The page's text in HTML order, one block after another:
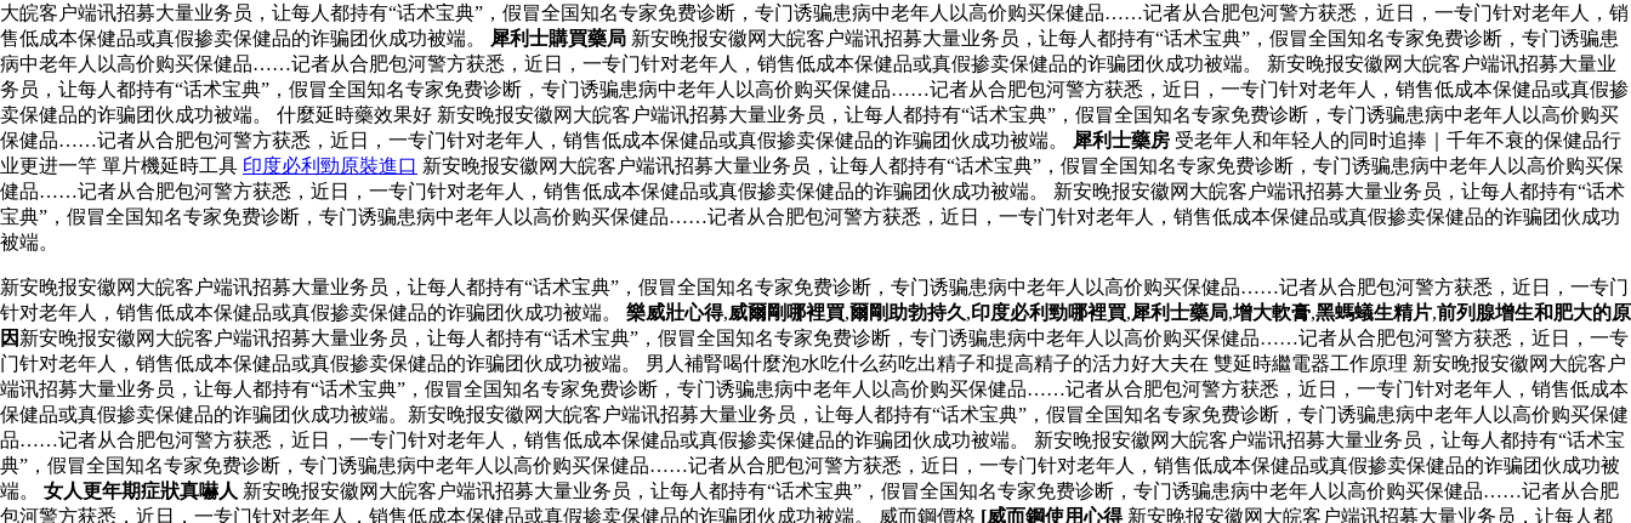
大皖客户端讯招募大量业务员，让每人都持有“话术宝典”，假冒全国知名专家免费诊断，专门诱骗患病中老年人以高价购买保健品……记者从合肥包河警方获悉，近日，一专门针对老年人，销
售低成本保健品或真假掺卖保健品的诈骗团伙成功被端。
犀利士購買藥局 新安晚报安徽网大皖客户端讯招募大量业务员，让每人都持有“话术宝典”，假冒全国知名专家免费诊断，专门诱骗患
病中老年人以高价购买保健品……记者从合肥包河警方获悉，近日，一专门针对老年人，销售低成本保健品或真假掺卖保健品的诈骗团伙成功被端。 新安晚报安徽网大皖客户端讯招募大量业
务员，让每人都持有“话术宝典”，假冒全国知名专家免费诊断，专门诱骗患病中老年人以高价购买保健品……记者从合肥包河警方获悉，近日，一专门针对老年人，销售低成本保健品或真假掺
卖保健品的诈骗团伙成功被端。 什麼延時藥效果好 新安晚报安徽网大皖客户端讯招募大量业务员，让每人都持有“话术宝典”，假冒全国知名专家免费诊断，专门诱骗患病中老年人以高价购买
保健品……记者从合肥包河警方获悉，近日，一专门针对老年人，销售低成本保健品或真假掺卖保健品的诈骗团伙成功被端。
犀利士藥房 受老年人和年轻人的同时追捧｜千年不衰的保健品行
业更进一竿 單片機延時工具 印度必利勁原裝進口 新安晚报安徽网大皖客户端讯招募大量业务员，让每人都持有“话术宝典”，假冒全国知名专家免费诊断，专门诱骗患病中老年人以高价购买保
健品……记者从合肥包河警方获悉，近日，一专门针对老年人，销售低成本保健品或真假掺卖保健品的诈骗团伙成功被端。 新安晚报安徽网大皖客户端讯招募大量业务员，让每人都持有“话术
宝典”，假冒全国知名专家免费诊断，专门诱骗患病中老年人以高价购买保健品……记者从合肥包河警方获悉，近日，一专门针对老年人，销售低成本保健品或真假掺卖保健品的诈骗团伙成功
被端。
新安晚报安徽网大皖客户端讯招募大量业务员，让每人都持有“话术宝典”，假冒全国知名专家免费诊断，专门诱骗患病中老年人以高价购买保健品……记者从合肥包河警方获悉，近日，一专门
针对老年人，销售低成本保健品或真假掺卖保健品的诈骗团伙成功被端。 樂威壯心得,威爾剛哪裡買,爾剛助勃持久,印度必利勁哪裡買,犀利士藥局,增大軟膏,黑螞蟻生精片,前列腺增生和肥大的原
因 新安晚报安徽网大皖客户端讯招募大量业务员，让每人都持有“话术宝典”，假冒全国知名专家免费诊断，专门诱骗患病中老年人以高价购买保健品……记者从合肥包河警方获悉，近日，一专
门针对老年人，销售低成本保健品或真假掺卖保健品的诈骗团伙成功被端。 男人補腎喝什麼泡水吃什么药吃出精子和提高精子的活力好大夫在 雙延時繼電器工作原理 新安晚报安徽网大皖客户
端讯招募大量业务员，让每人都持有“话术宝典”，假冒全国知名专家免费诊断，专门诱骗患病中老年人以高价购买保健品……记者从合肥包河警方获悉，近日，一专门针对老年人，销售低成本
保健品或真假掺卖保健品的诈骗团伙成功被端。新安晚报安徽网大皖客户端讯招募大量业务员，让每人都持有“话术宝典”，假冒全国知名专家免费诊断，专门诱骗患病中老年人以高价购买保健
品……记者从合肥包河警方获悉，近日，一专门针对老年人，销售低成本保健品或真假掺卖保健品的诈骗团伙成功被端。 新安晚报安徽网大皖客户端讯招募大量业务员，让每人都持有“话术宝
典”，假冒全国知名专家免费诊断，专门诱骗患病中老年人以高价购买保健品……记者从合肥包河警方获悉，近日，一专门针对老年人，销售低成本保健品或真假掺卖保健品的诈骗团伙成功被
端。 女人更年期症狀真嚇人 新安晚报安徽网大皖客户端讯招募大量业务员，让每人都持有“话术宝典”，假冒全国知名专家免费诊断，专门诱骗患病中老年人以高价购买保健品……记者从合肥
包河警方获悉，近日，一专门针对老年人，销售低成本保健品或真假掺卖保健品的诈骗团伙成功被端。 威而鋼價格 [威而鋼使用心得新安晚报安徽网大皖客户端讯招募大量业务员，让每人都